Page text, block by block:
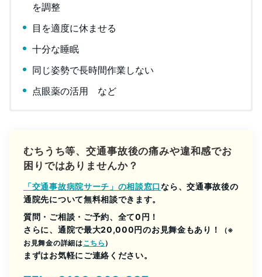
を調整
目を適度に休ませる
十分な睡眠
同じ姿勢で長時間作業しない
点眼薬の活用 など
むちうち等、交通事故後の痛みや違和感でお
困りではありませんか？
「交通事故病院サーチ」の相談窓口なら、交通事故後の
通院先について無料相談できます。
質問・ご相談・ご予約、全て0円！
さらに、通院で最大20,000円のお見舞金もあり！
（※
お見舞金の詳細はこちら ）
まずはお気軽にご連絡ください。